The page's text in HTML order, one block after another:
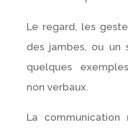
Le regard, les
des jambes, ou un
quelques
non verbaux.
La